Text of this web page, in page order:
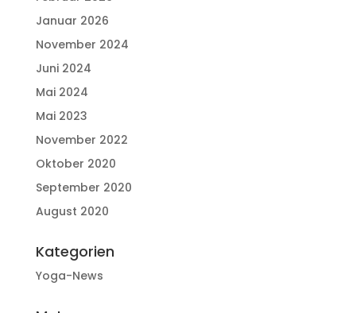
Januar 2026
November 2024
Juni 2024
Mai 2024
Mai 2023
November 2022
Oktober 2020
September 2020
August 2020
Kategorien
Yoga-News